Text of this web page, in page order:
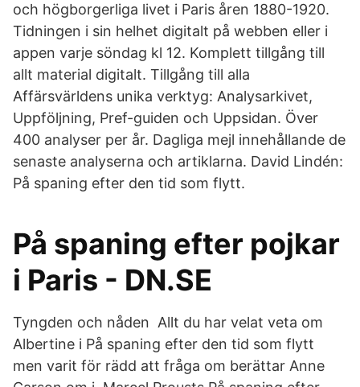
och högborgerliga livet i Paris åren 1880-1920.
Tidningen i sin helhet digitalt på webben eller i
appen varje söndag kl 12. Komplett tillgång till
allt material digitalt. Tillgång till alla
Affärsvärldens unika verktyg: Analysarkivet,
Uppföljning, Pref-guiden och Uppsidan. Över
400 analyser per år. Dagliga mejl innehållande de
senaste analyserna och artiklarna. David Lindén:
På spaning efter den tid som flytt.
På spaning efter pojkar
i Paris - DN.SE
Tyngden och nåden Allt du har velat veta om
Albertine i På spaning efter den tid som flytt
men varit för rädd att fråga om berättar Anne